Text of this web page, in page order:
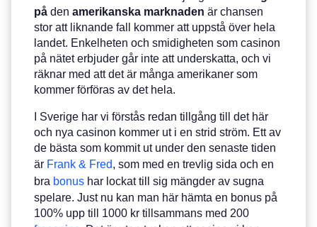
på den amerikanska marknaden är chansen
stor att liknande fall kommer att uppstå över hela
landet. Enkelheten och smidigheten som casinon
på nätet erbjuder går inte att underskatta, och vi
räknar med att det är många amerikaner som
kommer förföras av det hela.
I Sverige har vi förstås redan tillgång till det här
och nya casinon kommer ut i en strid ström. Ett av
de bästa som kommit ut under den senaste tiden
är Frank & Fred, som med en trevlig sida och en
bra bonus har lockat till sig mängder av sugna
spelare. Just nu kan man här hämta en bonus på
100% upp till 1000 kr tillsammans med 200